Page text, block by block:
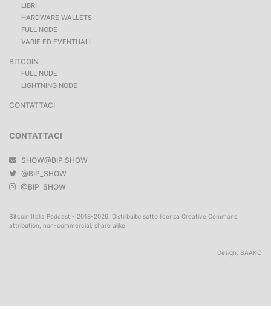
LIBRI
HARDWARE WALLETS
FULL NODE
VARIE ED EVENTUALI
BITCOIN
FULL NODE
LIGHTNING NODE
CONTATTACI
CONTATTACI
SHOW@BIP.SHOW
@BIP_SHOW
@BIP_SHOW
Bitcoin Italia Podcast - 2018-2026. Distribuito sotto licenza Creative Commons
attribution, non-commercial, share alike
Design: BAAKO